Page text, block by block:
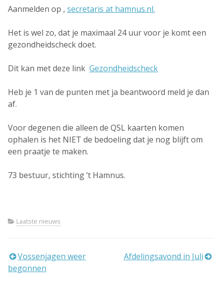
Aanmelden op , secretaris at hamnus.nl.
Het is wel zo, dat je maximaal 24 uur voor je komt een
gezondheidscheck doet.
Dit kan met deze link Gezondheidscheck
Heb je 1 van de punten met ja beantwoord meld je dan
af.
Voor degenen die alleen de QSL kaarten komen
ophalen is het NIET de bedoeling dat je nog blijft om
een praatje te maken.
73 bestuur, stichting ’t Hamnus.
Laatste nieuws
Bericht
Vossenjagen weer
begonnen
Afdelingsavond in Juli